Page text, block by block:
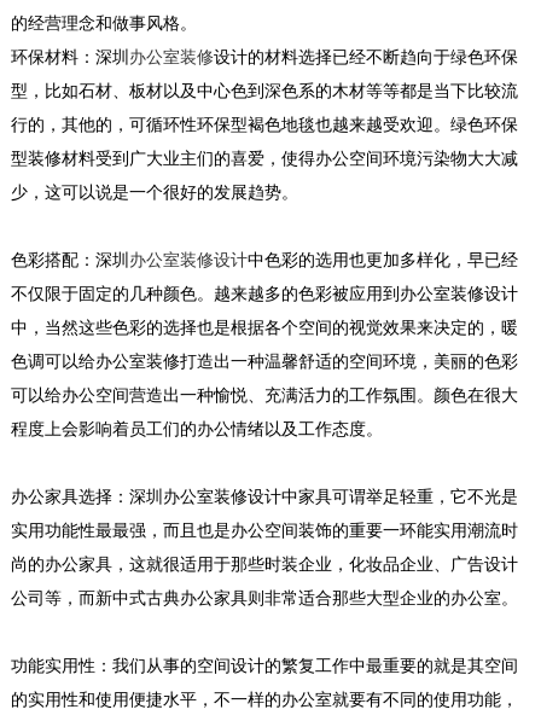
的经营理念和做事风格。
环保材料： 深圳 办公室装修设计的材料选择已经不断趋向于绿色环保
型，比如石材、板材以及中心色到深色系的木材等等都是当下比较流
行的，其他的，可循环性环保型褐色地毯也越来越受欢迎。绿色环保
型装修材料受到广大业主们的喜爱，使得办公空间环境污染物大大减
少，这可以说是一个很好的发展趋势。
色彩搭配： 深圳 办公室装修设计中色彩的选用也更加多样化，早已经
不仅限于固定的几种颜色。越来越多的色彩被应用到办公室装修设计
中，当然这些色彩的选择也是根据各个空间的视觉效果来决定的，暖
色调可以给办公室装修打造出一种温馨舒适的空间环境，美丽的色彩
可以给办公空间营造出一种愉悦、充满活力的工作氛围。颜色在很大
程度上会影响着员工们的办公情绪以及工作态度。
办公家具选择： 深圳办公室装修设计中家具可谓举足轻重，它不光是
实用功能性最最强，而且也是办公空间装饰的重要一环能实用潮流时
尚的办公家具，这就很适用于那些时装企业，化妆品企业、广告设计
公司等，而新中式古典办公家具则非常适合那些大型企业的办公室。
功能实用性： 我们从事的空间设计的繁复工作中最重要的就是其空间
的实用性和使用便捷水平，不一样的办公室就要有不同的使用功能，